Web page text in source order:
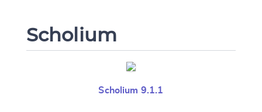
Scholium
Scholium 9.1.1